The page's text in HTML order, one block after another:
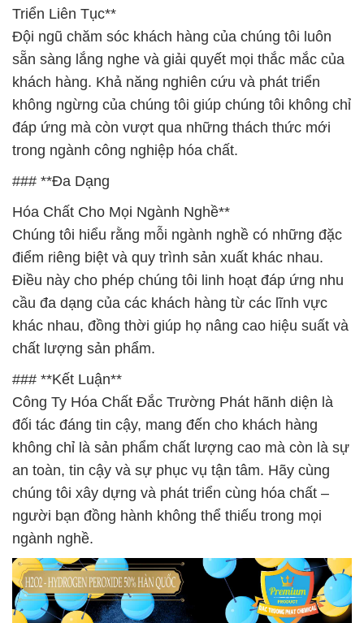
Triển Liên Tục**
Đội ngũ chăm sóc khách hàng của chúng tôi luôn
sẵn sàng lắng nghe và giải quyết mọi thắc mắc của
khách hàng. Khả năng nghiên cứu và phát triển
không ngừng của chúng tôi giúp chúng tôi không chỉ
đáp ứng mà còn vượt qua những thách thức mới
trong ngành công nghiệp hóa chất.
### **Đa Dạng
Hóa Chất Cho Mọi Ngành Nghề**
Chúng tôi hiểu rằng mỗi ngành nghề có những đặc
điểm riêng biệt và quy trình sản xuất khác nhau.
Điều này cho phép chúng tôi linh hoạt đáp ứng nhu
cầu đa dạng của các khách hàng từ các lĩnh vực
khác nhau, đồng thời giúp họ nâng cao hiệu suất và
chất lượng sản phẩm.
### **Kết Luận**
Công Ty Hóa Chất Đắc Trường Phát hãnh diện là
đối tác đáng tin cậy, mang đến cho khách hàng
không chỉ là sản phẩm chất lượng cao mà còn là sự
an toàn, tin cậy và sự phục vụ tận tâm. Hãy cùng
chúng tôi xây dựng và phát triển cùng hóa chất –
người bạn đồng hành không thể thiếu trong mọi
ngành nghề.